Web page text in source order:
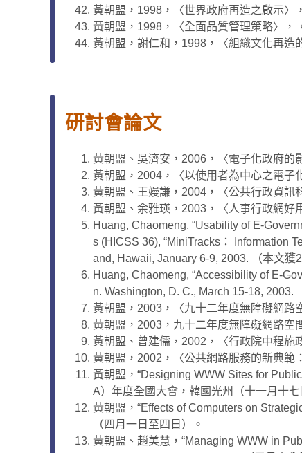
黃朝盟，1998，〈世界政府再造之啟示〉
黃朝盟，1998，〈全面品質管理策略〉，
黃朝盟，謝仁和，1998，〈組織文化再造
研討會論文
黃朝盟、吳濟安，2006，〈電子化政府的
黃朝盟，2004，〈以使用者為中心之電子
黃朝盟、王嫚謙，2004，〈公共行政資訊
黃朝盟、余雅瑛，2003，〈人事行政網好
Huang, Chaomeng, “Usability of E-
s (HICSS 36), “MiniTracks： Information
and, Hawaii, January 6-9, 2003. （本文獲
Huang, Chaomeng, “Accessibility of E-
n. Washington, D. C., March 15-18, 2003.
黃朝盟，2003，〈九十二年度無障礙網路
黃朝盟，2003，九十二年度無障礙網路空
黃朝盟、曾建儒，2002，〈行政院中程施
黃朝盟，2002，〈公共網路服務的新典範
黃朝盟，“Designing WWW Sites for
A）年度全國大會，韓國光州（十一月十
黃朝盟，“Effects of Computers on
（四月一日至四日）。
黃朝盟、趙美慧，“Managing WWW in